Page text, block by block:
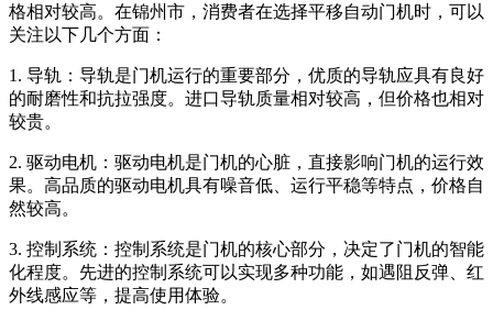
格相对较高。在锦州市，消费者在选择平移自动门机时，可以
关注以下几个方面：
1. 导轨：导轨是门机运行的重要部分，优质的导轨应具有良好
的耐磨性和抗拉强度。进口导轨质量相对较高，但价格也相对
较贵。
2. 驱动电机：驱动电机是门机的心脏，直接影响门机的运行效
果。高品质的驱动电机具有噪音低、运行平稳等特点，价格自
然较高。
3. 控制系统：控制系统是门机的核心部分，决定了门机的智能
化程度。先进的控制系统可以实现多种功能，如遇阻反弹、红
外线感应等，提高使用体验。